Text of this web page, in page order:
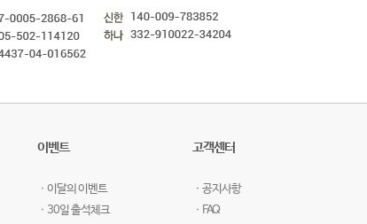
이벤트
ㆍ이달의 이벤트
ㆍ30일 출석체크
고객센터
ㆍ공지사항
ㆍFAQ